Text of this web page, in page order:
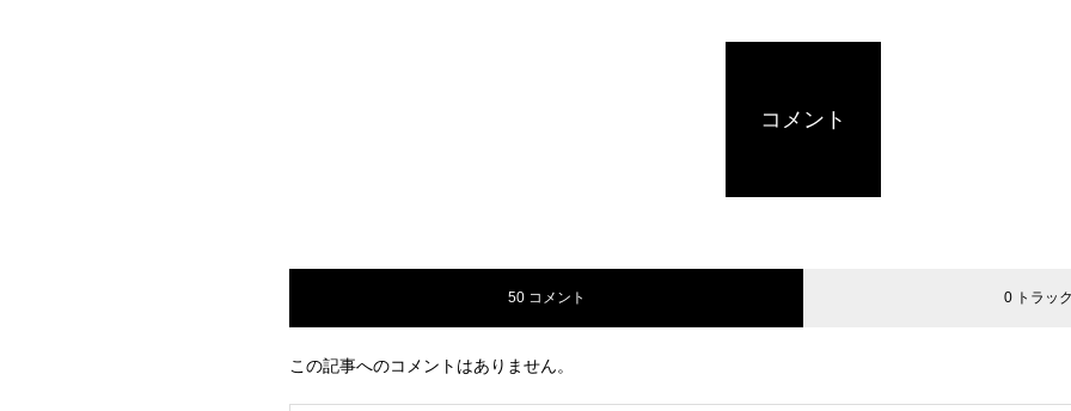
コメント
50 コメント 0 トラッ
この記事へのコメントはありません。